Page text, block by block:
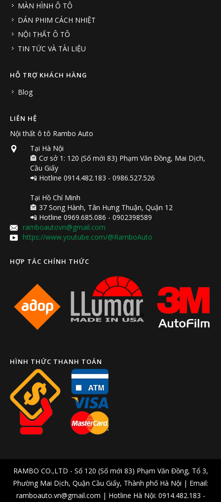
MÀN HÌNH Ô TÔ
DÁN PHIM CÁCH NHIỆT
NỘI THẤT Ô TÔ
TIN TỨC VÀ TÀI LIỆU
HỖ TRỢ KHÁCH HÀNG
Blog
LIÊN HỆ
Nội thất ô tô Rambo Auto
Tại Hà Nội
🏤 Cơ sở 1: 120 (Số mới 83) Phạm Văn Đồng, Mai Dịch,
Cầu Giấy
📲 Hotline 0914.482.183 - 0986.527.526
Tại Hồ Chí Minh
🏤 37 Song Hành, Tân Hưng Thuận, Quận 12
📲 Hotline 0969.685.086 - 0902398589
ramboautovn@gmail.com
https://www.youtube.com/@RamboAuto
HỢP TÁC CHÍNH THỨC
HÌNH THỨC THANH TOÁN
RAMBO CO.,LTD - Số 120 (Số mới 83) Phạm Văn Đồng, Tổ 3,
Phường Mai Dịch, Quận Cầu Giấy, Thành phố Hà Nội | Email:
ramboauto.vn@gmail.com | Hotline Hà Nội: 0914.482.183 -